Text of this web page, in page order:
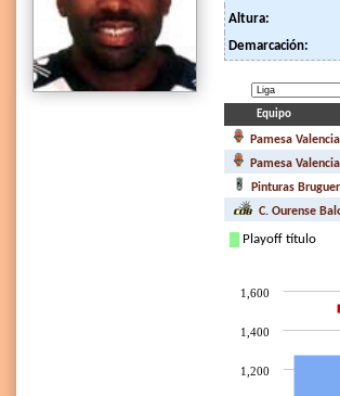
Altura:
Demarcación:
Equipo
Pamesa Valencia
Pamesa Valencia
Pinturas
C. Ourense
Playoff título
1,200
1,400
1,600